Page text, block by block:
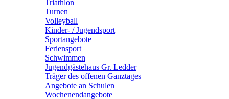
Triathlon
Turnen
Volleyball
Kinder- / Jugendsport
Sportangebote
Feriensport
Schwimmen
Jugendgästehaus Gr. Ledder
Träger des offenen Ganztages
Angebote an Schulen
Wochenendangebote